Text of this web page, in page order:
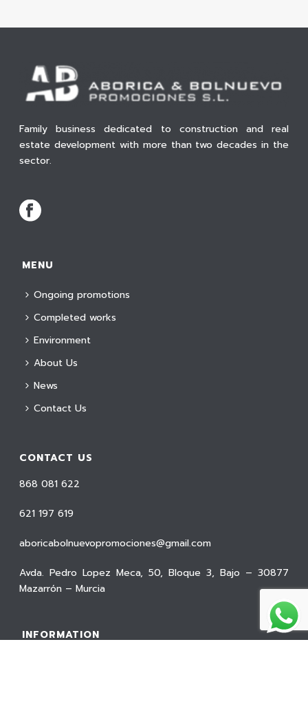
Family business dedicated to construction and real
estate development with more than two decades in the
sector.
MENU
Ongoing promotions
Completed works
Environment
About Us
News
Contact Us
CONTACT US
868 081 622
621 197 619
aboricabolnuevopromociones@gmail.com
Avda. Pedro Lopez Meca, 50, Bloque 3, Bajo – 30877
Mazarrón – Murcia
INFORMATION